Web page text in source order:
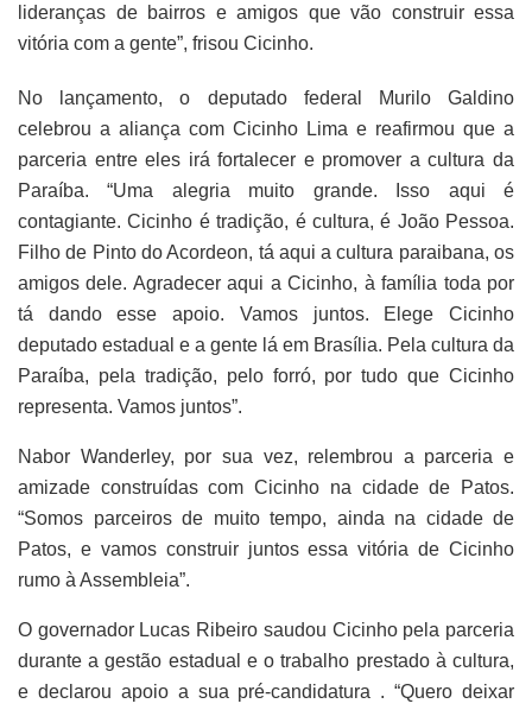
lideranças de bairros e amigos que vão construir essa
vitória com a gente”, frisou Cicinho.
No lançamento, o deputado federal Murilo Galdino
celebrou a aliança com Cicinho Lima e reafirmou que a
parceria entre eles irá fortalecer e promover a cultura da
Paraíba. “Uma alegria muito grande. Isso aqui é
contagiante. Cicinho é tradição, é cultura, é João Pessoa.
Filho de Pinto do Acordeon, tá aqui a cultura paraibana, os
amigos dele. Agradecer aqui a Cicinho, à família toda por
tá dando esse apoio. Vamos juntos. Elege Cicinho
deputado estadual e a gente lá em Brasília. Pela cultura da
Paraíba, pela tradição, pelo forró, por tudo que Cicinho
representa. Vamos juntos”.
Nabor Wanderley, por sua vez, relembrou a parceria e
amizade construídas com Cicinho na cidade de Patos.
“Somos parceiros de muito tempo, ainda na cidade de
Patos, e vamos construir juntos essa vitória de Cicinho
rumo à Assembleia”.
O governador Lucas Ribeiro saudou Cicinho pela parceria
durante a gestão estadual e o trabalho prestado à cultura,
e declarou apoio a sua pré-candidatura . “Quero deixar